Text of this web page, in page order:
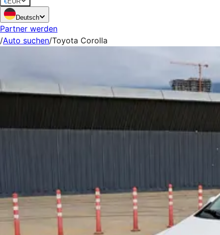
Deutsch
Partner werden
/Auto suchen/Toyota Corolla